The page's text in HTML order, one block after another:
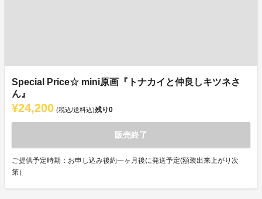
Special Price☆ mini原画『トナカイと仲良しキツネさ
ん』
¥24,200 (税込/送料込)残り0
販売終了
ご提供予定時期：お申し込み後約一ヶ月後に発送予定(額装出来上がり次
第）